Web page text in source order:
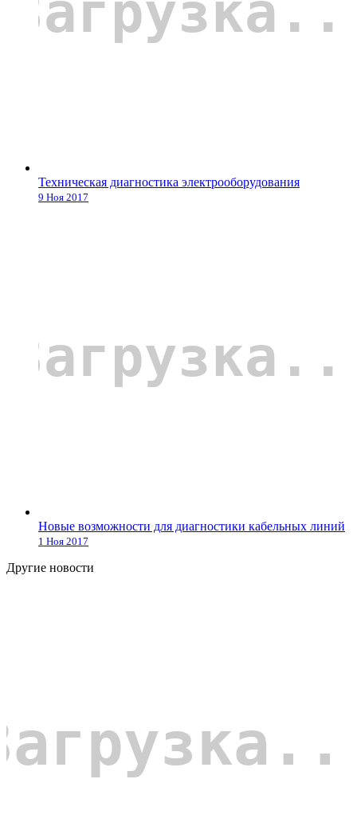
Техническая диагностика электрооборудования
9 Ноя 2017
Новые возможности для диагностики кабельных линий
1 Ноя 2017
Другие новости